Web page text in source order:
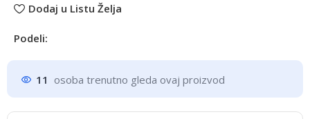
Dodaj u Listu Želja
Podeli:
11 osoba trenutno gleda ovaj proizvod